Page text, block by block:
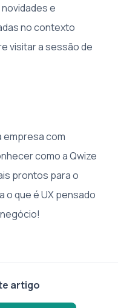
e
no contexto
visitar a sessão de
empresa com
como a Qwize
prontos para o
o que é UX pensado
artigo